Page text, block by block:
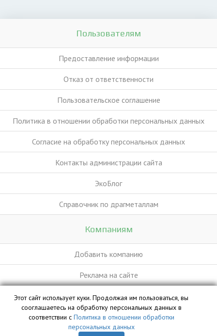
Пользователям
Предоставление информации
Отказ от ответственности
Пользовательское соглашение
Политика в отношении обработки персональных данных
Согласие на обработку персональных данных
Контакты администрации сайта
ЭкоБлог
Справочник по драгметаллам
Компаниям
Добавить компанию
Реклама на сайте
База данных сайта vyvoz.org является интеллектуальной
собственностью ООО «Профит» и охраняется законом.
Этот сайт использует куки. Продолжая им пользоваться, вы
сооглашаетесь на обработку персональных данных в
соответствии с Политика в отношении обработки
персональных данных